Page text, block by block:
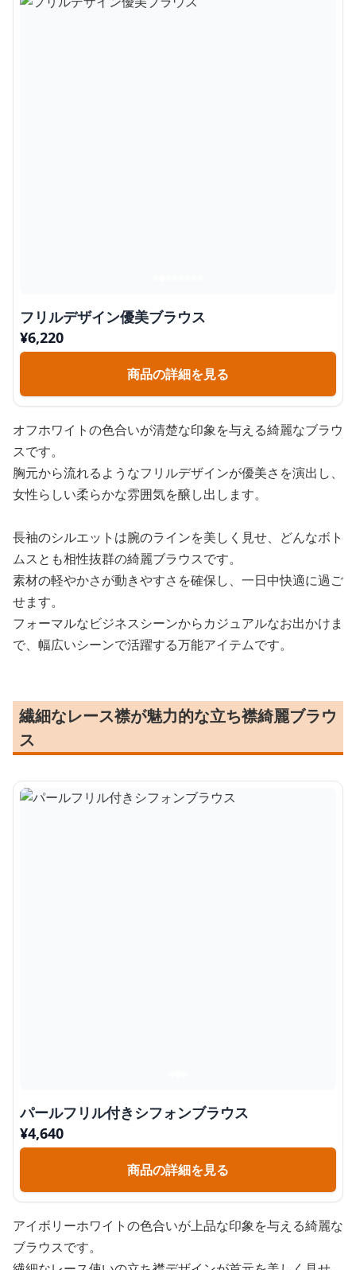
フリルデザイン優美ブラウス
¥6,220
商品の詳細を見る
オフホワイトの色合いが清楚な印象を与える綺麗なブラウ
スです。
胸元から流れるようなフリルデザインが優美さを演出し、
女性らしい柔らかな雰囲気を醸し出します。
長袖のシルエットは腕のラインを美しく見せ、どんなボト
ムスとも相性抜群の綺麗ブラウスです。
素材の軽やかさが動きやすさを確保し、一日中快適に過ご
せます。
フォーマルなビジネスシーンからカジュアルなお出かけま
で、幅広いシーンで活躍する万能アイテムです。
繊細なレース襟が魅力的な立ち襟綺麗ブラウ
ス
パールフリル付きシフォンブラウス
¥4,640
商品の詳細を見る
アイボリーホワイトの色合いが上品な印象を与える綺麗な
ブラウスです。